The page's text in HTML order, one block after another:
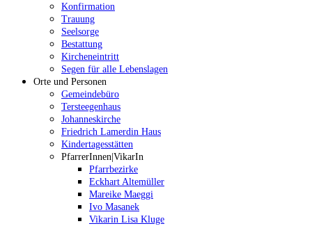
Konfirmation
Trauung
Seelsorge
Bestattung
Kircheneintritt
Segen für alle Lebenslagen
Orte und Personen
Gemeindebüro
Tersteegenhaus
Johanneskirche
Friedrich Lamerdin Haus
Kindertagesstätten
PfarrerInnen|VikarIn
Pfarrbezirke
Eckhart Altemüller
Mareike Maeggi
Ivo Masanek
Vikarin Lisa Kluge